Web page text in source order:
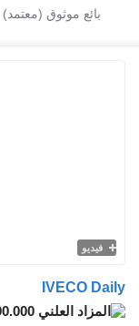
فيديو
IVECO
TND 10,690.000